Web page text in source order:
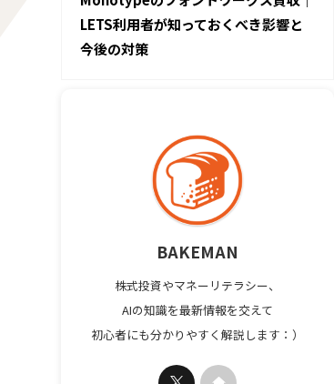
LETS利用者が知っておくべき影響と
今後の対策
BAKEMAN
株式投資やマネーリテラシー、
AIの知識を最新情報を交えて
初心者にも分かりやすく解説します：）